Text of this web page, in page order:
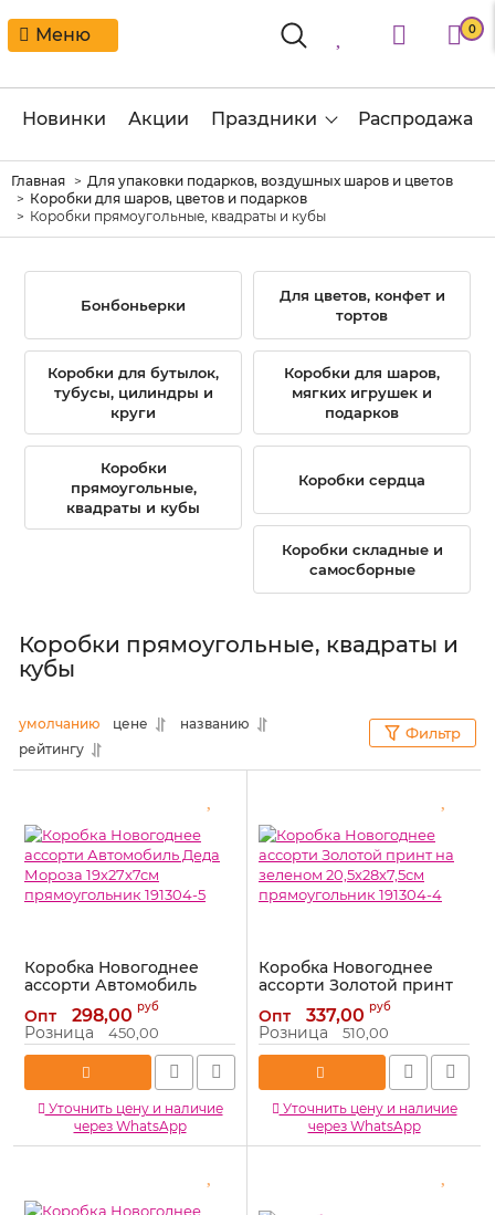
Меню 0
Новинки Акции Праздники Распродажа
Главная
Для упаковки подарков, воздушных шаров и цветов
Коробки для шаров, цветов и подарков
Коробки прямоугольные, квадраты и кубы
Бонбоньерки
Для цветов, конфет и
тортов
Коробки для бутылок,
тубусы, цилиндры и
круги
Коробки для шаров,
мягких игрушек и
подарков
Коробки
прямоугольные,
квадраты и кубы
Коробки сердца
Коробки складные и
самосборные
Коробки прямоугольные, квадраты и
кубы
умолчанию цене
названию
рейтингу
Фильтр
Коробка Новогоднее
ассорти Автомобиль
Деда Мороза 19х27х7см
прямоугольник 191304-5
Артикул: 191304-5
Опт 298,00 руб
Розница 450,00
Уточнить цену и наличие
через WhatsApp
Коробка Новогоднее
ассорти Золотой принт
на зеленом 20,5х28х7,5см
прямоугольник 191304-4
Артикул: 191304-4
Опт 337,00 руб
Розница 510,00
Уточнить цену и наличие
через WhatsApp